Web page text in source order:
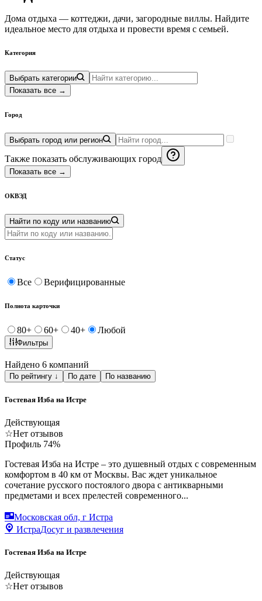
Дома отдыха — коттеджи, дачи, загородные виллы. Найдите
идеальное место для отдыха и провести время с семьей.
Категория
Выбрать категории
Показать все →
Город
Выбрать город или регион
Также показать обслуживающих город
Показать все →
ОКВЭД
Найти по коду или названию
Статус
Все Верифицированные
Полнота карточки
80+ 60+ 40+ Любой
Фильтры
Найдено 6 компаний
По рейтингу ↓ По дате По названию
Гостевая Изба на Истре
Действующая
☆Нет отзывов
Профиль 74%
Гостевая Изба на Истре – это душевный отдых с современным
комфортом в 40 км от Москвы. Вас ждет уникальное
сочетание русского постоялого двора с антикварными
предметами и всех прелестей современного...
Московская обл, г Истра
ИстраДосуг и развлечения
Гостевая Изба на Истре
Действующая
☆Нет отзывов